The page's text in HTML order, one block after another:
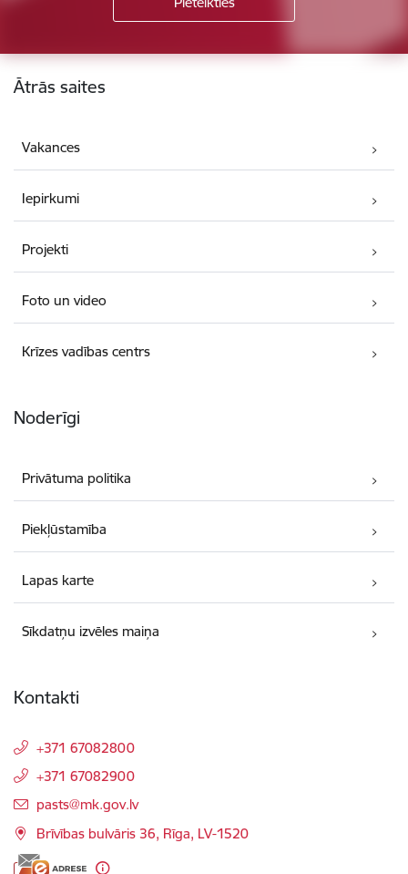
Kājene
Ātrās saites
Vakances
Iepirkumi
Projekti
Foto un video
Krīzes vadības centrs
Noderīgi
Privātuma politika
Piekļūstamība
Lapas karte
Sīkdatņu izvēles maiņa
Kontakti
+371 67082800
+371 67082900
E-pasts:
pasts@mk.gov.lv
Brīvības bulvāris 36, Rīga, LV-1520